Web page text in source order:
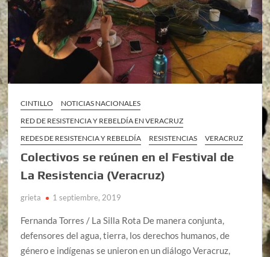
CINTILLO
NOTICIAS NACIONALES
RED DE RESISTENCIA Y REBELDÍA EN VERACRUZ
REDES DE RESISTENCIA Y REBELDÍA
RESISTENCIAS VERACRUZ
Colectivos se reúnen en el Festival de
La Resistencia (Veracruz)
grieta 1 septiembre, 2019
Fernanda Torres / La Silla Rota De manera conjunta,
defensores del agua, tierra, los derechos humanos, de
género e indígenas se unieron en un diálogo Veracruz,